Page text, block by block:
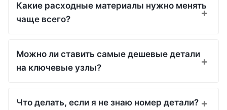
Какие расходные материалы нужно менять
чаще всего?
Можно ли ставить самые дешевые детали
на ключевые узлы?
Что делать, если я не знаю номер детали?